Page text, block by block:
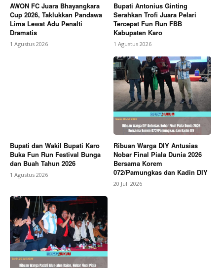
AWON FC Juara Bhayangkara
Cup 2026, Taklukkan Pandawa
Lima Lewat Adu Penalti
Dramatis
1 Agustus 2026
Bupati Antonius Ginting
Serahkan Trofi Juara Pelari
Tercepat Fun Run FBB
Kabupaten Karo
1 Agustus 2026
Bupati dan Wakil Bupati Karo
Buka Fun Run Festival Bunga
dan Buah Tahun 2026
1 Agustus 2026
Ribuan Warga DIY Antusias
Nobar Final Piala Dunia 2026
Bersama Korem
072/Pamungkas dan Kadin DIY
20 Juli 2026